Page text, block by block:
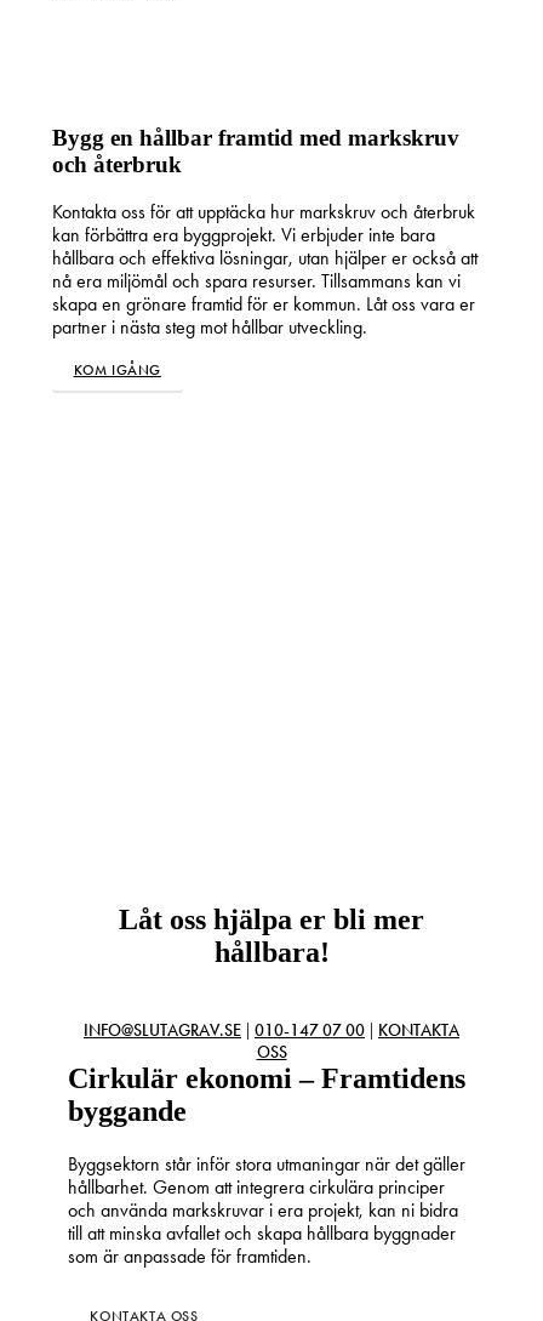
Bygg en hållbar framtid med markskruv
och återbruk
Kontakta oss för att upptäcka hur markskruv och återbruk
kan förbättra era byggprojekt. Vi erbjuder inte bara
hållbara och effektiva lösningar, utan hjälper er också att
nå era miljömål och spara resurser. Tillsammans kan vi
skapa en grönare framtid för er kommun. Låt oss vara er
partner i nästa steg mot hållbar utveckling.
KOM IGÅNG
Låt oss hjälpa er bli mer
hållbara!
INFO@SLUTAGRAV.SE | 010-147 07 00 | KONTAKTA
OSS
Cirkulär ekonomi – Framtidens
byggande
Byggsektorn står inför stora utmaningar när det gäller
hållbarhet. Genom att integrera cirkulära principer
och använda markskruvar i era projekt, kan ni bidra
till att minska avfallet och skapa hållbara byggnader
som är anpassade för framtiden.
KONTAKTA OSS